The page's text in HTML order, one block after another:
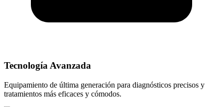
Tecnología Avanzada
Equipamiento de última generación para diagnósticos precisos y
tratamientos más eficaces y cómodos.